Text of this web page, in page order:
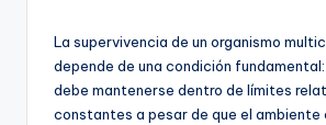
La supervivencia de un organismo
depende de una condición
debe mantenerse dentro de límites
constantes a pesar de que el ambiente